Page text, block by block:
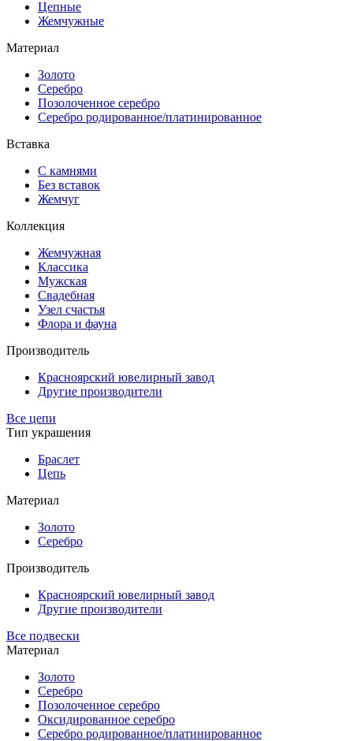
Цепные
Жемчужные
Материал
Золото
Серебро
Позолоченное серебро
Серебро родированное/платинированное
Вставка
С камнями
Без вставок
Жемчуг
Коллекция
Жемчужная
Классика
Мужская
Свадебная
Узел счастья
Флора и фауна
Производитель
Красноярский ювелирный завод
Другие производители
Все цепи
Тип украшения
Браслет
Цепь
Материал
Золото
Серебро
Производитель
Красноярский ювелирный завод
Другие производители
Все подвески
Материал
Золото
Серебро
Позолоченное серебро
Оксидированное серебро
Серебро родированное/платинированное